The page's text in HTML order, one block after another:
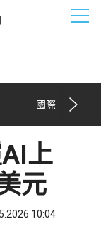
國際
上
元
10:04